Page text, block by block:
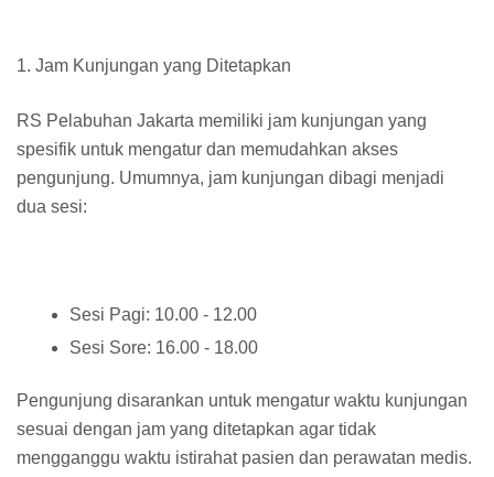
1. Jam Kunjungan yang Ditetapkan
RS Pelabuhan Jakarta memiliki jam kunjungan yang
spesifik untuk mengatur dan memudahkan akses
pengunjung. Umumnya, jam kunjungan dibagi menjadi
dua sesi:
Sesi Pagi: 10.00 - 12.00
Sesi Sore: 16.00 - 18.00
Pengunjung disarankan untuk mengatur waktu kunjungan
sesuai dengan jam yang ditetapkan agar tidak
mengganggu waktu istirahat pasien dan perawatan medis.